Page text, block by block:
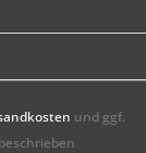
und ggf.